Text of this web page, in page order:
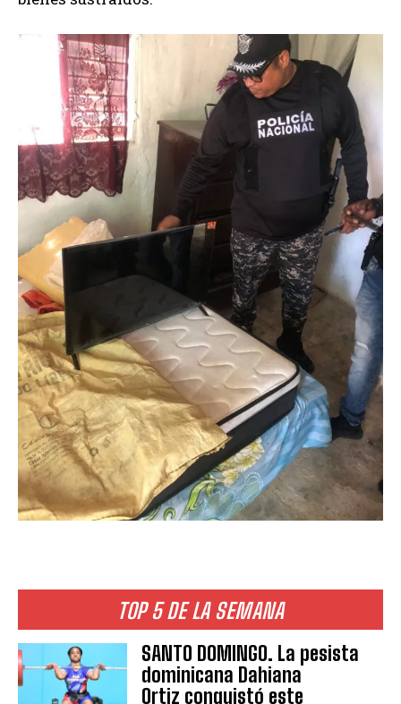
TOP 5 DE LA SEMANA
SANTO DOMINGO. La pesista
dominicana Dahiana
Ortiz conquistó este